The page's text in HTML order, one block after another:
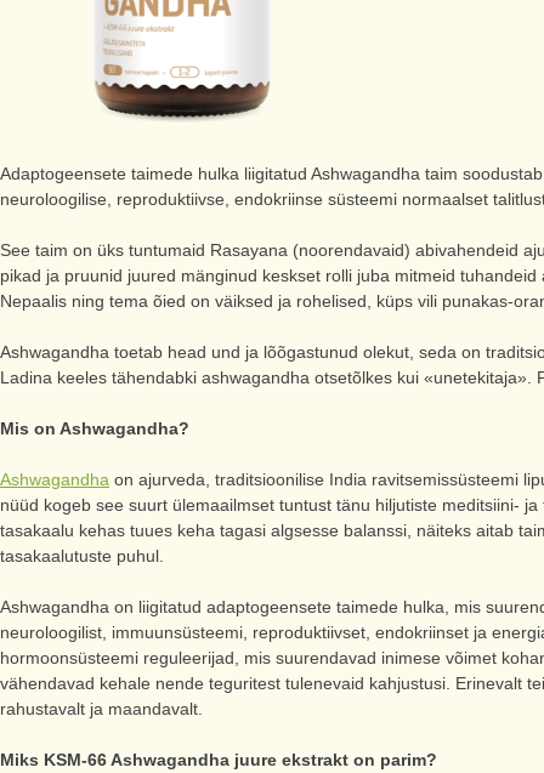
Adaptogeensete taimede hulka liigitatud Ashwagandha taim
neuroloogilise, reproduktiivse, endokriinse süsteemi normaalset
See taim on üks tuntumaid Rasayana (noorendavaid) abivahendeid
pikad ja pruunid juured mänginud keskset rolli juba mitmeid
Nepaalis ning tema õied on väiksed ja rohelised, küps vili punakas-
Ashwagandha toetab head und ja lõõgastunud olekut, seda on
Ladina keeles tähendabki ashwagandha otsetõlkes kui
Mis on Ashwagandha?
Ashwagandha on ajurveda, traditsioonilise India ravitsemissüsteemi
nüüd kogeb see suurt ülemaailmset tuntust tänu hiljutiste meditsiini-
tasakaalu kehas tuues keha tagasi algsesse balanssi, näiteks aitab
tasakaalutuste puhul.
Ashwagandha on liigitatud adaptogeensete taimede hulka, mis
neuroloogilist, immuunsüsteemi, reproduktiivset, endokriinset ja
hormoonsüsteemi reguleerijad, mis suurendavad inimese võimet
vähendavad kehale nende teguritest tulenevaid kahjustusi. Erinevalt
rahustavalt ja maandavalt.
Miks KSM-66 Ashwagandha juure ekstrakt on parim?